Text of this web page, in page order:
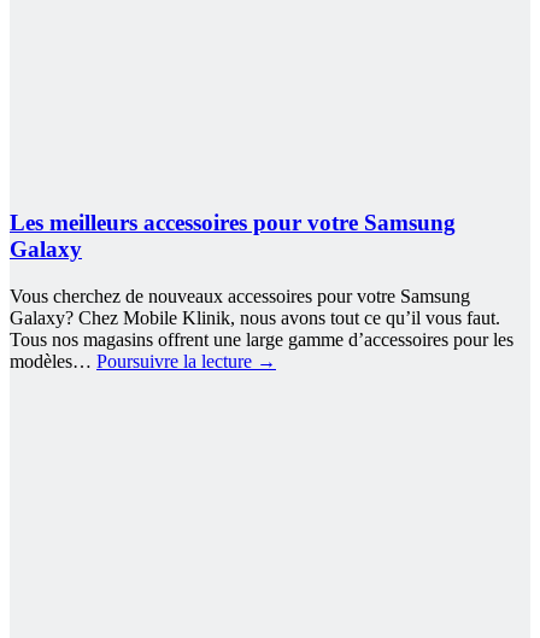
Les meilleurs accessoires pour votre Samsung
Galaxy
Vous cherchez de nouveaux accessoires pour votre Samsung
Galaxy? Chez Mobile Klinik, nous avons tout ce qu’il vous faut.
Tous nos magasins offrent une large gamme d’accessoires pour les
modèles… Poursuivre la lecture →